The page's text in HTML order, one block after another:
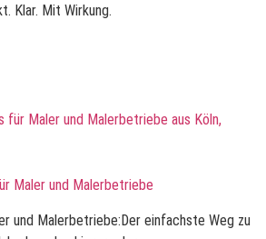
Klar. Mit Wirkung.
Maler und Malerbetriebe
und Malerbetriebe:Der einfachste Weg zu